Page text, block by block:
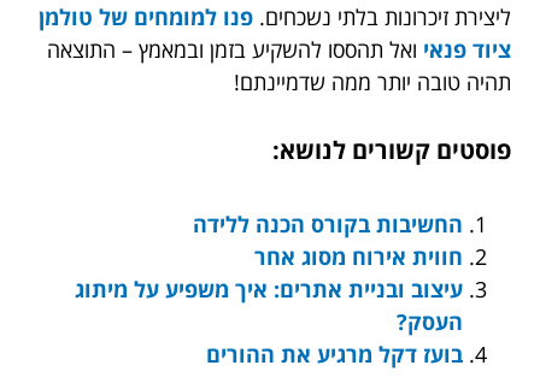
ליצירת זיכרונות בלתי נשכחים. פנו למומחים של טולמן
ציוד פנאי ואל תהססו להשקיע בזמן ובמאמץ – התוצאה
תהיה טובה יותר ממה שדמיינתם!
פוסטים קשורים לנושא:
החשיבות בקורס הכנה ללידה
חווית אירוח מסוג אחר
עיצוב ובניית אתרים: איך משפיע על מיתוג
העסק?
בועז דקל מרגיע את ההורים